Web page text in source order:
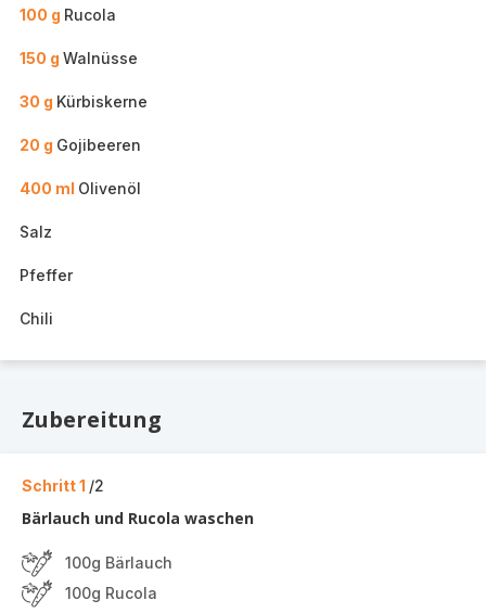
100 g Rucola
150 g Walnüsse
30 g Kürbiskerne
20 g Gojibeeren
400 ml Olivenöl
Salz
Pfeffer
Chili
Zubereitung
Schritt 1 /2
Bärlauch und Rucola waschen
100g Bärlauch
100g Rucola